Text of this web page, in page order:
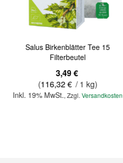
Salus Birkenblätter Tee 15
Filterbeutel
3,49 €
(116,32 € / 1 kg)
Inkl. 19% MwSt.,Zzgl.Versandkosten